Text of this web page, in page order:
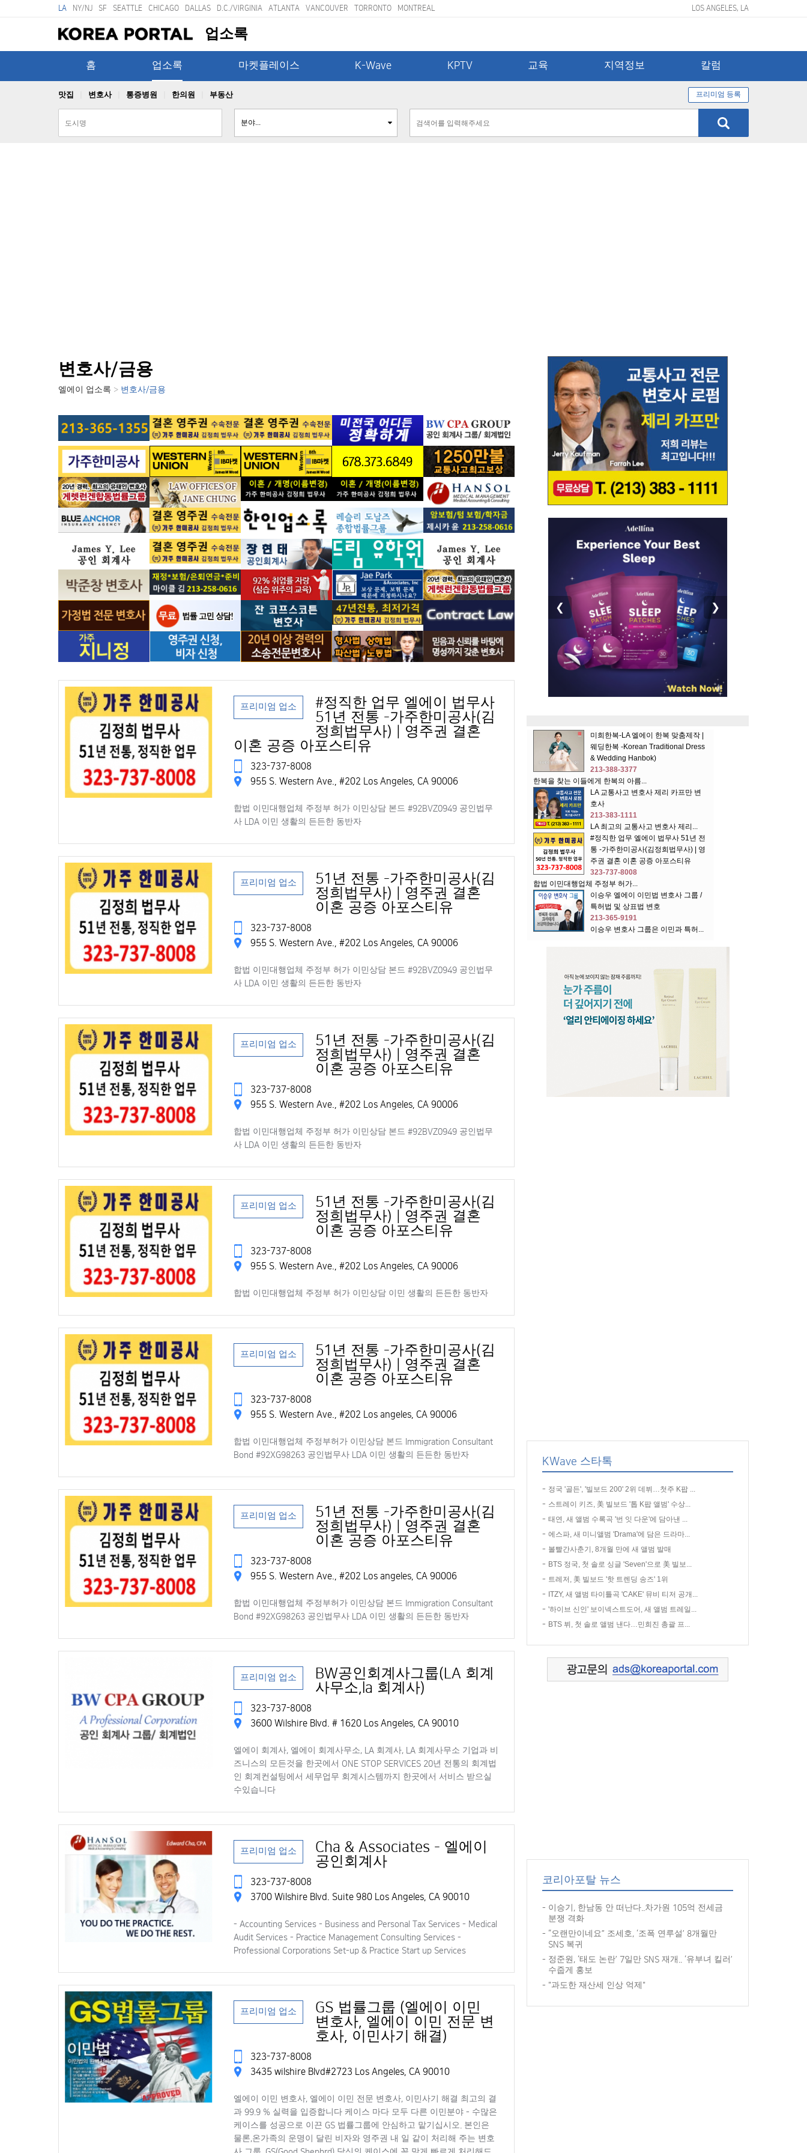
LA NY/NJ SF SEATTLE CHICAGO DALLAS D.C./VIRGINIA ATLANTA VANCOUVER TORRONTO MONTREAL LOS ANGELES, LA
업소록
홈 업소록 마켓플레이스 K-Wave KPTV 교육 지역정보 칼럼
맛집 변호사 통증병원 한의원 부동산 프리미엄 등록
변호사/금용
엘에이 업소록 > 변호사/금용
프리미엄 업소
#정직한 업무 엘에이 법무사
51년 전통 -가주한미공사(김
정희법무사) | 영주권 결혼
이혼 공증 아포스티유
323-737-8008
955 S. Western Ave., #202 Los Angeles, CA 90006
합법 이민대행업체 주정부 허가 이민상담 본드 #92BVZ0949 공인법무
사 LDA 이민 생활의 든든한 동반자
프리미엄 업소
51년 전통 -가주한미공사(김
정희법무사) | 영주권 결혼
이혼 공증 아포스티유
323-737-8008
955 S. Western Ave., #202 Los Angeles, CA 90006
합법 이민대행업체 주정부 허가 이민상담 본드 #92BVZ0949 공인법무
사 LDA 이민 생활의 든든한 동반자
프리미엄 업소
51년 전통 -가주한미공사(김
정희법무사) | 영주권 결혼
이혼 공증 아포스티유
323-737-8008
955 S. Western Ave., #202 Los Angeles, CA 90006
합법 이민대행업체 주정부 허가 이민상담 본드 #92BVZ0949 공인법무
사 LDA 이민 생활의 든든한 동반자
프리미엄 업소
51년 전통 -가주한미공사(김
정희법무사) | 영주권 결혼
이혼 공증 아포스티유
323-737-8008
955 S. Western Ave., #202 Los Angeles, CA 90006
합법 이민대행업체 주정부 허가 이민상담 이민 생활의 든든한 동반자
프리미엄 업소
51년 전통 -가주한미공사(김
정희법무사) | 영주권 결혼
이혼 공증 아포스티유
323-737-8008
955 S. Western Ave., #202 Los angeles, CA 90006
합법 이민대행업체 주정부허가 이민상담 본드 Immigration Consultant
Bond #92XG98263 공인법무사 LDA 이민 생활의 든든한 동반자
프리미엄 업소
51년 전통 -가주한미공사(김
정희법무사) | 영주권 결혼
이혼 공증 아포스티유
323-737-8008
955 S. Western Ave., #202 Los angeles, CA 90006
합법 이민대행업체 주정부허가 이민상담 본드 Immigration Consultant
Bond #92XG98263 공인법무사 LDA 이민 생활의 든든한 동반자
프리미엄 업소
BW공인회계사그룹(LA 회계
사무소,la 회계사)
323-737-8008
3600 Wilshire Blvd. # 1620 Los Angeles, CA 90010
엘에이 회계사, 엘에이 회계사무소, LA 회계사, LA 회계사무소 기업과 비
즈니스의 모든것을 한곳에서 ONE STOP SERVICES 20년 전통의 회계법
인 회계컨설팅에서 세무업무 회계시스템까지 한곳에서 서비스 받으실
수있습니다
프리미엄 업소
Cha & Associates - 엘에이
공인회계사
323-737-8008
3700 Wilshire Blvd. Suite 980 Los Angeles, CA 90010
- Accounting Services - Business and Personal Tax Services - Medical
Audit Services - Practice Management Consulting Services -
Professional Corporations Set-up & Practice Start up Services
프리미엄 업소
GS 법률그룹 (엘에이 이민
변호사, 엘에이 이민 전문 변
호사, 이민사기 해결)
323-737-8008
3435 wilshire Blvd#2723 Los Angeles, CA 90010
엘에이 이민 변호사, 엘에이 이민 전문 변호사, 이민사기 해결 최고의 결
과 99.9 % 실력을 입증합니다 케이스 마다 모두 다른 이민분야 - 수많은
케이스를 성공으로 이끈 GS 법률그룹에 안심하고 맡기십시오. 본인은
물론,온가족의 운명이 달린 비자와 영주권 내 일 같이 처리해 주는 변호
❮ ❯
미희한복-LA 엘에이 한복 맞춤제작 |
웨딩한복 -Korean Traditional Dress
& Wedding Hanbok)
213-388-3377
한복을 찾는 이들에게 한복의 아름...
LA 교통사고 변호사 제리 카프만 변
호사
213-383-1111
LA 최고의 교통사고 변호사 제리...
#정직한 업무 엘에이 법무사 51년 전
통 -가주한미공사(김정희법무사) | 영
주권 결혼 이혼 공증 아포스티유
323-737-8008
합법 이민대행업체 주정부 허가...
이승우 엘에이 이민법 변호사 그룹 /
특허법 및 상표법 변호
213-365-9191
이승우 변호사 그룹은 이민과 특허...
KWave 스타톡
정국 '골든', '빌보드 200' 2위 데뷔…첫주 K팝 ...
스트레이 키즈, 美 빌보드 '톱 K팝 앨범' 수상...
태연, 새 앨범 수록곡 '번 잇 다운'에 담아낸 ...
에스파, 새 미니앨범 'Drama'에 담은 드라마...
볼빨간사춘기, 8개월 만에 새 앨범 발매
BTS 정국, 첫 솔로 싱글 'Seven'으로 美 빌보...
트레저, 美 빌보드 '핫 트렌딩 송즈' 1위
ITZY, 새 앨범 타이틀곡 'CAKE' 뮤비 티저 공개...
'하이브 신인' 보이넥스트도어, 새 앨범 트레일...
BTS 뷔, 첫 솔로 앨범 낸다…민희진 총괄 프...
코리아포탈 뉴스
이승기, 한남동 안 떠난다..차가원 105억 전세금
분쟁 격화
“오랜만이네요” 조세호, ‘조폭 연루설’ 8개월만
SNS 복귀
정준원, ‘태도 논란’ 7일만 SNS 재개.. ‘유부녀 킬러’
수줍게 홍보
"과도한 재산세 인상 억제"